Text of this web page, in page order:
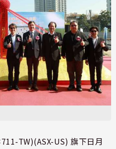
TW)(ASX-US) 旗下日月